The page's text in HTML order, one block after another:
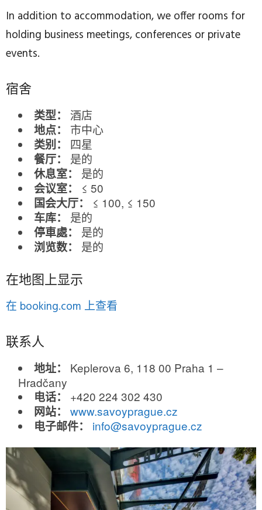
In addition to accommodation, we offer rooms for
holding business meetings, conferences or private
events.
宿舍
类型：
酒店
地点：
市中心
类别：
四星
餐厅：
是的
休息室：
是的
会议室：
≤ 50
国会大厅：
≤ 100, ≤ 150
车库：
是的
停車處：
是的
浏览数：
是的
在地图上显示
在 booking.com 上查看
联系人
地址：
Keplerova 6, 118 00 Praha 1 –
Hradčany
电话：
+420 224 302 430
网站：
www.savoyprague.cz
电子邮件：
info@savoyprague.cz